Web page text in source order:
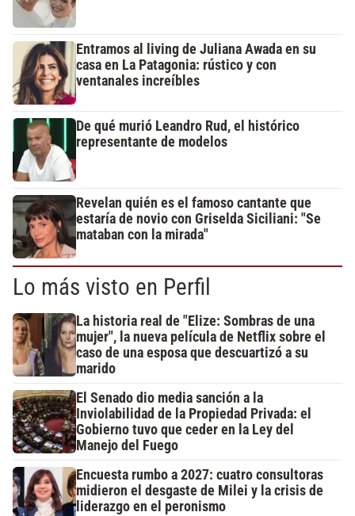
Entramos al living de Juliana Awada en su
casa en La Patagonia: rústico y con
ventanales increíbles
De qué murió Leandro Rud, el histórico
representante de modelos
Revelan quién es el famoso cantante que
estaría de novio con Griselda Siciliani: "Se
mataban con la mirada"
Lo más visto en Perfil
La historia real de "Elize: Sombras de una
mujer", la nueva película de Netflix sobre el
caso de una esposa que descuartizó a su
marido
El Senado dio media sanción a la
Inviolabilidad de la Propiedad Privada: el
Gobierno tuvo que ceder en la Ley del
Manejo del Fuego
Encuesta rumbo a 2027: cuatro consultoras
midieron el desgaste de Milei y la crisis de
liderazgo en el peronismo